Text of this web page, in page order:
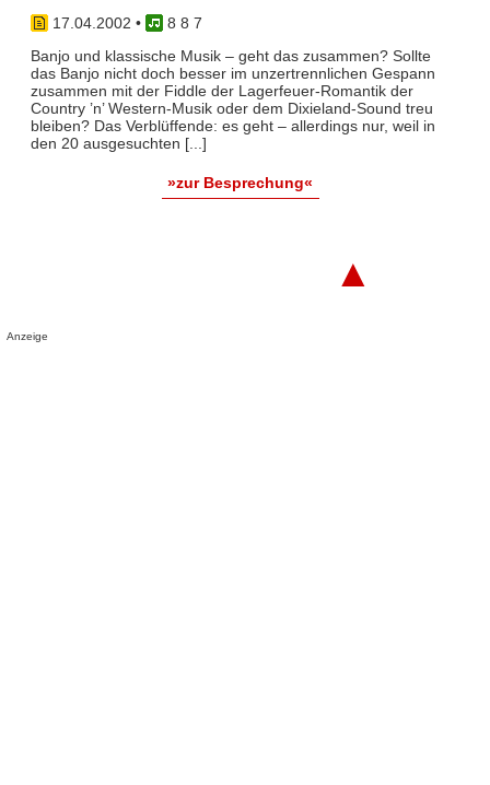
17.04.2002 •
8 8 7
Banjo und klassische Musik – geht das zusammen? Sollte
das Banjo nicht doch besser im unzertrennlichen Gespann
zusammen mit der Fiddle der Lagerfeuer-Romantik der
Country ’n’ Western-Musik oder dem Dixieland-Sound treu
bleiben? Das Verblüffende: es geht – allerdings nur, weil in
den 20 ausgesuchten [...]
»zur Besprechung«
▲
Anzeige